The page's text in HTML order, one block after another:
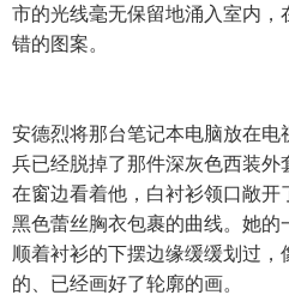
市的光线毫无保留地涌入室内，
错的图案。
安德烈将那台笔记本电脑放在
兵已经脱掉了那件深灰色西装
在窗边看着他，白衬衫领口敞开
黑色蕾丝胸衣包裹的曲线。她的
顺着衬衫的下摆边缘缓缓划过
的、已经画好了轮廓的画。